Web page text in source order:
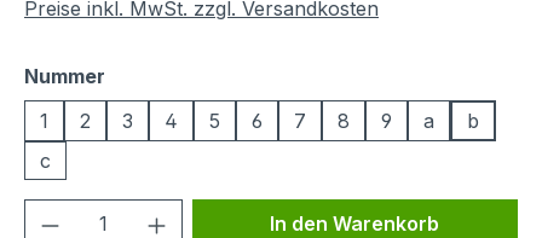
Preise inkl. MwSt. zzgl. Versandkosten
Nummer
1
2 3 4 5 6 7 8 9 a
b
c
Produkt Anzahl: Gib denIn den Warenkorb